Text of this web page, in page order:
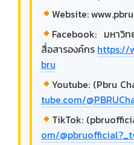
Website:
Facebook: มหาวิ
สื่อสารองค์กร https://
bru
Youtube: (Pbru
tube.com/
TikTok:
om/